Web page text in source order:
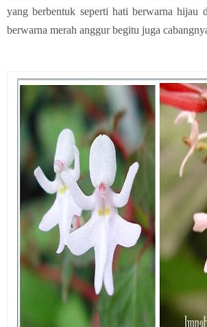
yang berbentuk seperti hati berwarna hijau
berwarna merah anggur begitu juga